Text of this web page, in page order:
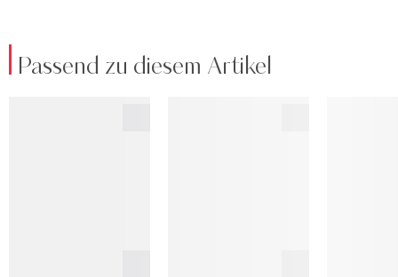
Passend zu diesem Artikel